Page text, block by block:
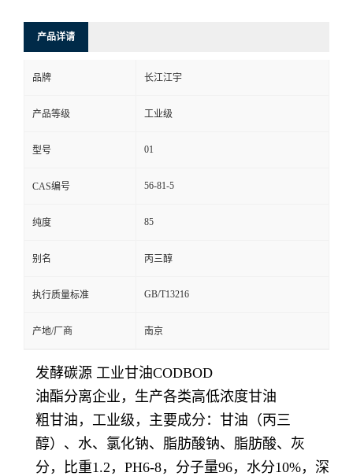
产品详请
品牌 长江江宇
产品等级 工业级
型号 01
CAS编号 56-81-5
纯度 85
别名 丙三醇
执行质量标准 GB/T13216
产地/厂商 南京
发酵碳源 工业甘油CODBOD
油酯分离企业，生产各类高低浓度甘油
粗甘油，工业级，主要成分：甘油（丙三
醇）、水、氯化钠、脂肪酸钠、脂肪酸、灰
分，比重1.2，PH6-8，分子量96，水分10%，深